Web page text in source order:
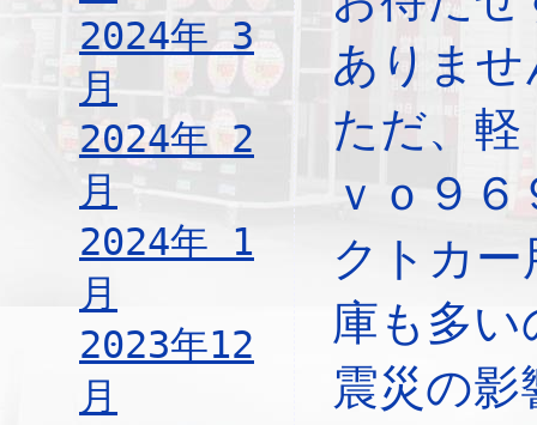
2024年 3
月
2024年 2
月
2024年 1
月
2023年12
月
ありませ
ただ、軽
ｖｏ９
クトカ
庫も多
震災の